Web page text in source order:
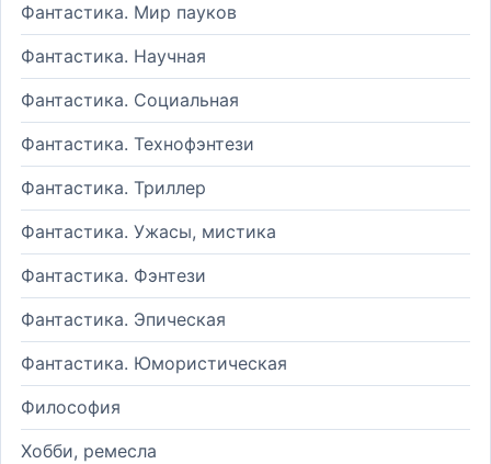
Фантастика. Мир пауков
Фантастика. Научная
Фантастика. Социальная
Фантастика. Технофэнтези
Фантастика. Триллер
Фантастика. Ужасы, мистика
Фантастика. Фэнтези
Фантастика. Эпическая
Фантастика. Юмористическая
Философия
Хобби, ремесла